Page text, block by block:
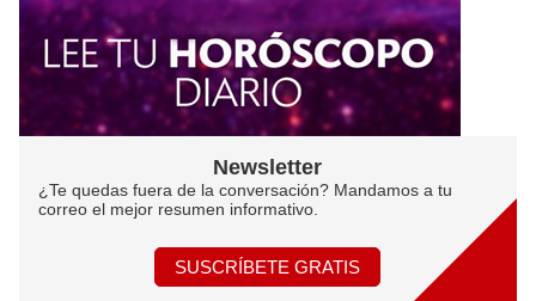
Newsletter
¿Te quedas fuera de la conversación? Mandamos a tu
correo el mejor resumen informativo.
SUSCRÍBETE GRATIS